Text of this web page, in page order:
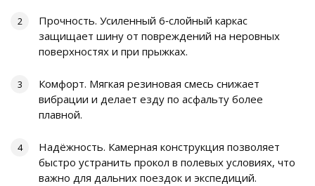
Прочность. Усиленный 6‑слойный каркас
защищает шину от повреждений на неровных
поверхностях и при прыжках.
Комфорт. Мягкая резиновая смесь снижает
вибрации и делает езду по асфальту более
плавной.
Надёжность. Камерная конструкция позволяет
быстро устранить прокол в полевых условиях, что
важно для дальних поездок и экспедиций.